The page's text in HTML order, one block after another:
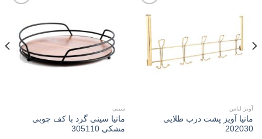
Add to
wishlist
آویز لباس
مانیا آويز پشت درب طلايی
202030
Add to
wishlist
سینی
مانیا سینی گرد با کف چوبی
مشکی 305110